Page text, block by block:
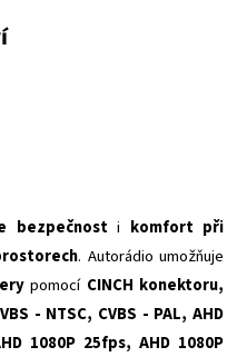
bezpečnosti komfort při
. Autorádio umožňuje
pomocí CINCH konektoru,
- NTSC, CVBS - PAL, AHD
1080P 25fps, AHD 1080P